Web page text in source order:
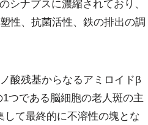
シナプスに濃縮されており、
性、抗菌活性、鉄の排出の調
酸残基からなるアミロイドβ
つである脳細胞の老人斑の主
て最終的に不溶性の塊とな